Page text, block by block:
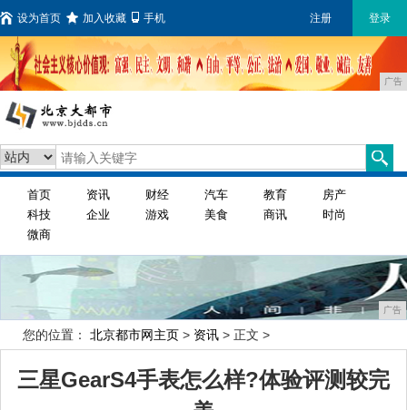
设为首页 加入收藏 手机 注册 登录
广告
首页 资讯 财经 汽车 教育
房产
科技
企业 游戏 美食 商讯
时尚
微商
广告
您的位置： 北京都市网主页 > 资讯 > 正文 >
三星GearS4手表怎么样?体验评测较完